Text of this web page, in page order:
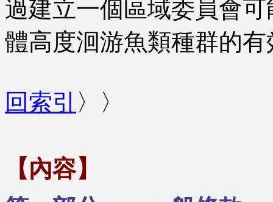
過建立一個區域委員會
體高度洄游魚類種群的
回索引 〉〉
【內容】